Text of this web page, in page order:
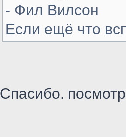
- Фил Вилсон
Если ещё что
Спасибо.